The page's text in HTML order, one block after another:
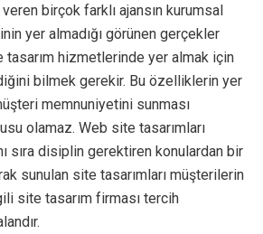
birçok farklı ajansın kurumsal
yer almadığı görünen gerçekler
tasarım hizmetlerinde yer almak için
bilmek gerekir. Bu özelliklerin yer
memnuniyetini sunması
olamaz. Web site tasarımları
sıra disiplin gerektiren konulardan bir
sunulan site tasarımları müşterilerin
site tasarım firması tercih